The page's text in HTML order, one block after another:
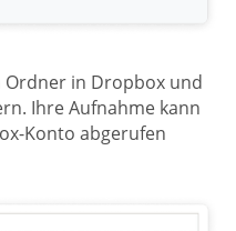
Ordner in Dropbox und
Ihre Aufnahme kann
Konto abgerufen